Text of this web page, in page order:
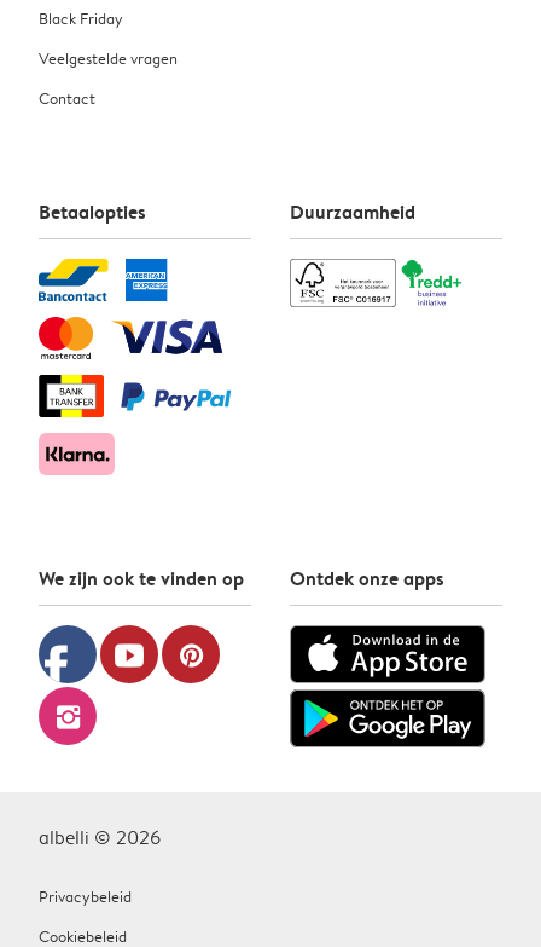
Black Friday
Veelgestelde vragen
Contact
Betaalopties Duurzaamheid
We zijn ook te vinden op
facebook youtube pinterest
instagram
Ontdek onze apps
albelli © 2026
Privacybeleid
Cookiebeleid